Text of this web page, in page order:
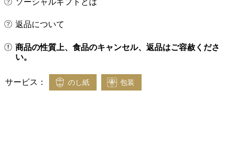
返品について
商品の性質上、食品のキャンセル、返品はご容赦くださ
い。
サービス： のし紙 包装